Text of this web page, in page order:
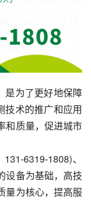
是为了更好地保障
技术的推广和应用
和质量，促进城市
6319-1808)、
设备为基础，高技
量为核心，提高服